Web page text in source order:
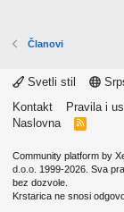
Članovi
Svetli stil
Kontakt
Pravila i
Naslovna
R
Community platform by
d.o.o. 1999-2026. Sva
bez dozvole.
Krstarica ne snosi